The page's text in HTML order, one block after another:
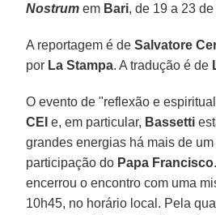
Nostrum em Bari, de 19 a 23
A reportagem é deSalvatore
por La Stampa. A tradução é de
O evento de "reflexão e
CEI e, em particular, Bassetti
grandes energias há mais de um
participação do Papa Francisco
encerrou o encontro com uma
10h45, no horário local. Pela